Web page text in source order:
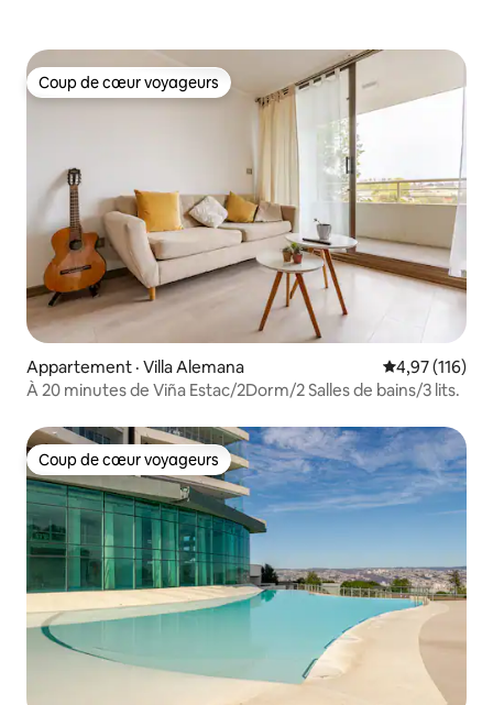
Coup de cœur voyageurs
Coup de cœur voyageurs
Appartement · Villa Alemana Note
4,97 (116)
À 20 minutes de Viña Estac/2Dorm/2 Salles de bains/3 lits.
Coup de cœur voyageurs
Coup de cœur voyageurs